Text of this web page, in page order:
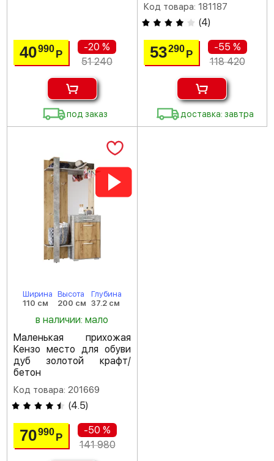
40990Р
-20 %
51 240
под заказ
Код товара: 181187
(4)
53290 Р
-55 %
118 420
доставка: завтра
Ширина
110 см
Высота
200 см
Глубина
37.2 см
в наличии: мало
Маленькая прихожая
Кензо место для обуви
дуб золотой крафт/
бетон
Код товара: 201669
(4.5)
70990Р
-50 %
141 980